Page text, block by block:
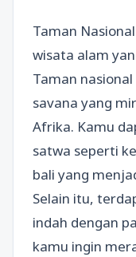
Taman
wisata alam
Taman
savana yang
Afrika. Kamu
satwa seperti
bali yang
Selain itu,
indah dengan
kamu ingin